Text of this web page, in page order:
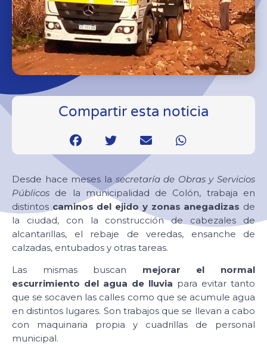
Compartir esta noticia
Desde hace meses la secretaría de Obras y Servicios
Públicos de la municipalidad de Colón, trabaja en
distintos caminos del ejido y zonas anegadizas de
la ciudad, con la construcción de cabezales de
alcantarillas, el rebaje de veredas, ensanche de
calzadas, entubados y otras tareas.
Las mismas buscan mejorar el normal
escurrimiento del agua de lluvia para evitar tanto
que se socaven las calles como que se acumule agua
en distintos lugares. Son trabajos que se llevan a cabo
con maquinaria propia y cuadrillas de personal
municipal.